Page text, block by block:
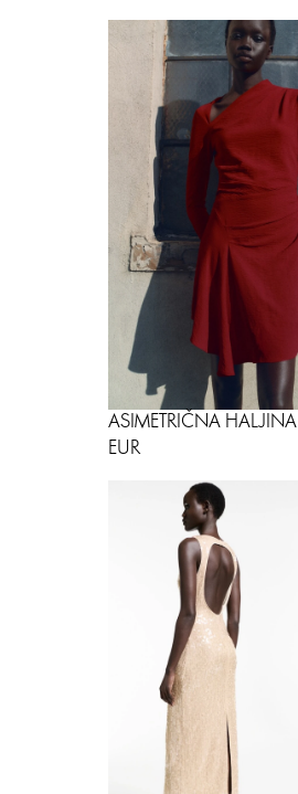
ASIMETRIČNA
EUR